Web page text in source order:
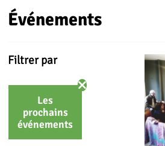
Événements
Filtrer par
Les
prochains
événements